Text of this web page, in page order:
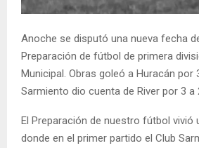
Anoche se disputó una nueva fecha
Preparación de fútbol de primera
Municipal. Obras goleó a Huracán por
Sarmiento dio cuenta de River por 3 a
El Preparación de nuestro fútbol vivió
donde en el primer partido el Club